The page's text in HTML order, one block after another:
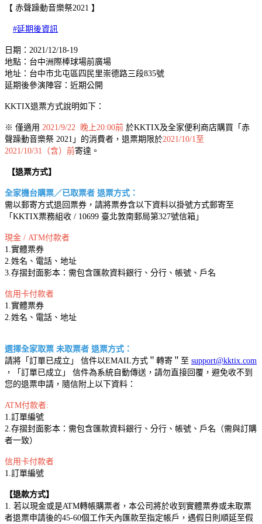
【 赤聲躁動音樂祭2021 】
#延期後資訊
日期：2021/12/18-19​
地點：台中洲際棒球場前廣場​
地址：台中市北屯區四民里崇德路三段835號
延期後參演陣容：近期公開​
​KKTIX退票方式說明如下：
※ 僅適用 2021/9/22 晚上20:00前 於KKTIX及全家便利商店購買「赤
聲躁動音樂祭 2021」的消費者，退票期限於2021/10/1至
2021/10/31（含）前寄達。
【退票方式】
全家機台購票／已取票者 退票方式：
需以郵寄方式退回票券，請將票券含以下資料以掛號方式郵寄至
「KKTIX票務組收 / 10699 臺北敦南郵局第327號信箱」
現金 / ATM付款者
1.實體票券
2.姓名、電話、地址
3.存摺封面影本：需包含匯款資料銀行、分行、帳號、戶名
信用卡付款者
1.實體票券
2.姓名、電話、地址
選擇全家取票 未取票者 退票方式：
請將「訂單已成立」 信件以EMAIL方式＂轉寄＂至 support@kktix.com
，「訂單已成立」 信件為系統自動傳送，請勿直接回覆，避免收不到
您的退票申請，隨信附上以下資料：
ATM付款者:
1.訂單編號
2.存摺封面影本：需包含匯款資料銀行、分行、帳號、戶名（需與訂購
者一致）
信用卡付款者
1.訂單編號
【退款方式】
1. 若以現金或是ATM轉帳購票者，本公司將於收到實體票券或未取票
者退票申請後的45-60個工作天內匯款至指定帳戶，遇假日則順延至假